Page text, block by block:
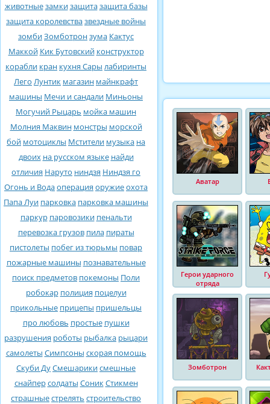
животныезамкизащитазащита базы
защита королевствазвездные войны
зомбиЗомботронзума Кактус
Маккой Кик Бутовский конструктор
корабли кран кухня Сары лабиринты
Лего Лунтик магазин майнкрафт
машины Мечи и сандали Миньоны
Могучий Рыцарь мойка машин
Молния Маквин монстры морской
бой мотоциклы Мстители музыка на
двоих на русском языке найди
отличия Наруто ниндзя Ниндзя го
Огонь и Водаоперация оружиеохота
Папа Луи парковка парковка машины
паркур паровозики пенальти
перевозка грузов пила пираты
пистолеты побег из тюрьмы повар
пожарные машины познавательные
поиск предметов покемоны Поли
робокар полиция поцелуи
прикольные прицепы пришельцы
про любовь простые пушки
разрушения роботы рыбалка рыцари
самолеты Симпсоны скорая помощь
Скуби ДуСмешарикисмешные
снайперсолдаты СоникСтикмен
страшныестрелять строительство
Аватар
Герои ударного
отряда
Зомботрон